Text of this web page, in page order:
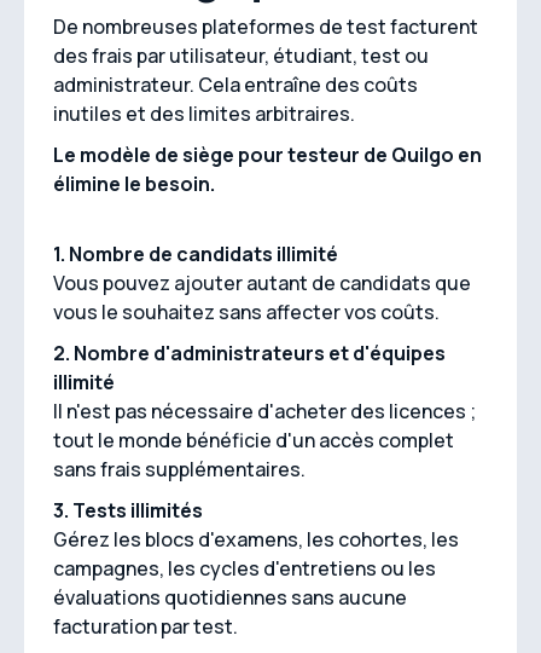
De nombreuses plateformes de test facturent
des frais par utilisateur, étudiant, test ou
administrateur. Cela entraîne des coûts
inutiles et des limites arbitraires.
Le modèle de siège pour testeur de Quilgo en
élimine le besoin.
1. Nombre de candidats illimité
Vous pouvez ajouter autant de candidats que
vous le souhaitez sans affecter vos coûts.
2. Nombre d'administrateurs et d'équipes
illimité
Il n'est pas nécessaire d'acheter des licences ;
tout le monde bénéficie d'un accès complet
sans frais supplémentaires.
3. Tests illimités
Gérez les blocs d'examens, les cohortes, les
campagnes, les cycles d'entretiens ou les
évaluations quotidiennes sans aucune
facturation par test.